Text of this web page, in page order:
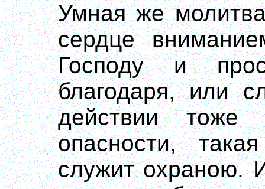
Умная же
сердце
Господу и
благодаря, или
действии тоже
опасности,
служит охраною.